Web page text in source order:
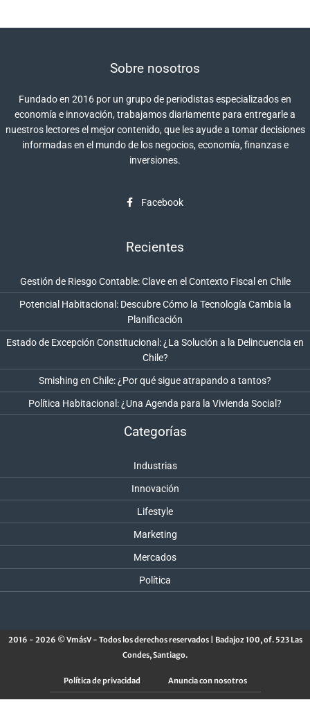
Sobre nosotros
Fundado en 2016 por un grupo de periodistas especializados en
economía e innovación, trabajamos diariamente para entregarle a
nuestros lectores el mejor contenido, que les ayude a tomar decisiones
informadas en el mundo de los negocios, economía, finanzas e
inversiones.
Facebook
Recientes
Gestión de Riesgo Contable: Clave en el Contexto Fiscal en Chile
Potencial Habitacional: Descubre Cómo la Tecnología Cambia la
Planificación
Estado de Excepción Constitucional: ¿La Solución a la Delincuencia en
Chile?
Smishing en Chile: ¿Por qué sigue atrapando a tantos?
Política Habitacional: ¿Una Agenda para la Vivienda Social?
Categorías
Industrias
Innovación
Lifestyle
Marketing
Mercados
Política
2016 - 2026 © VmásV - Todos los derechos reservados | Badajoz 100, of. 523 Las
Condes, Santiago.
Política de privacidad Anuncia con nosotros